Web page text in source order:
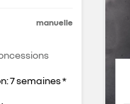
manuelle
7 semaines *